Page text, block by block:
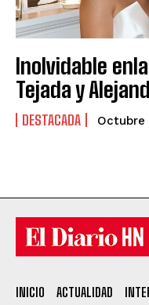
Inolvidable
Tejada y
DESTACADA Octubre
INICIO ACTUALIDAD